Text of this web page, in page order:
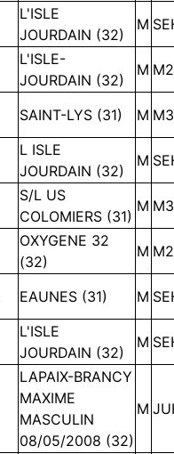
L'ISLE
JOURDAIN (32)
M
L'ISLE-
JOURDAIN (32)
M
SAINT-LYS (31) M
L ISLE
JOURDAIN (32)
M
S/L US
COLOMIERS (31)
M
OXYGENE 32
(32)
M
EAUNES (31) M
L'ISLE
JOURDAIN (32)
M
LAPAIX-BRANCY
MAXIME
MASCULIN
08/05/2008 (32)
M